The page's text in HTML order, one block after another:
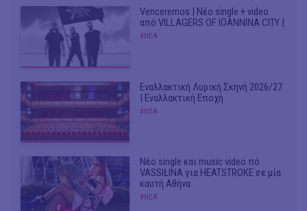
Venceremos | Νέο single + video
από VILLAGERS OF IOANNINA CITY |
#ΝΕΑ
Εναλλακτική Λυρική Σκηνή 2026/27
| Εναλλακτική Εποχή
#ΝΕΑ
Νέο single και music video πό
VASSIŁINA για HEATSTROKE σε μία
καυτή Αθήνα
#ΝΕΑ